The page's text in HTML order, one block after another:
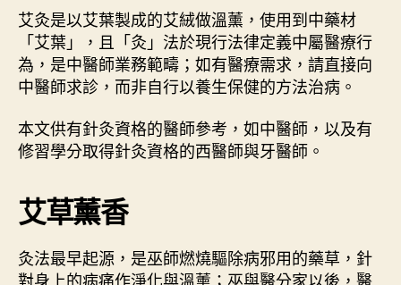
者
佈
日
期
灸
法
〉
中
艾灸是以艾葉製成的艾絨做溫薰，使用到中藥材
「艾葉」，且「灸」法於現行法律定義中屬醫療行
為，是中醫師業務範疇；如有醫療需求，請直接向
中醫師求診，而非自行以養生保健的方法治病。
本文供有針灸資格的醫師參考，如中醫師，以及有
修習學分取得針灸資格的西醫師與牙醫師。
艾草薰香
灸法最早起源，是巫師燃燒驅除病邪用的藥草，針
對身上的病痛作淨化與溫薰；巫與醫分家以後，醫